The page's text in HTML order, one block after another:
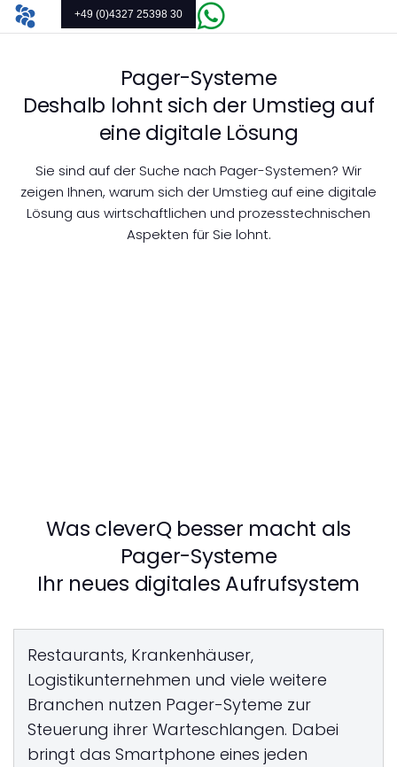
+49 (0)4327 25398 30
Pager-Systeme
Deshalb lohnt sich der Umstieg auf
eine digitale Lösung
Sie sind auf der Suche nach Pager-Systemen? Wir
zeigen Ihnen, warum sich der Umstieg auf eine digitale
Lösung aus wirtschaftlichen und prozesstechnischen
Aspekten für Sie lohnt.
Was cleverQ besser macht als
Pager-Systeme
Ihr neues digitales Aufrufsystem
Restaurants, Krankenhäuser,
Logistikunternehmen und viele weitere
Branchen nutzen Pager-Syteme zur
Steuerung ihrer Warteschlangen. Dabei
bringt das Smartphone eines jeden